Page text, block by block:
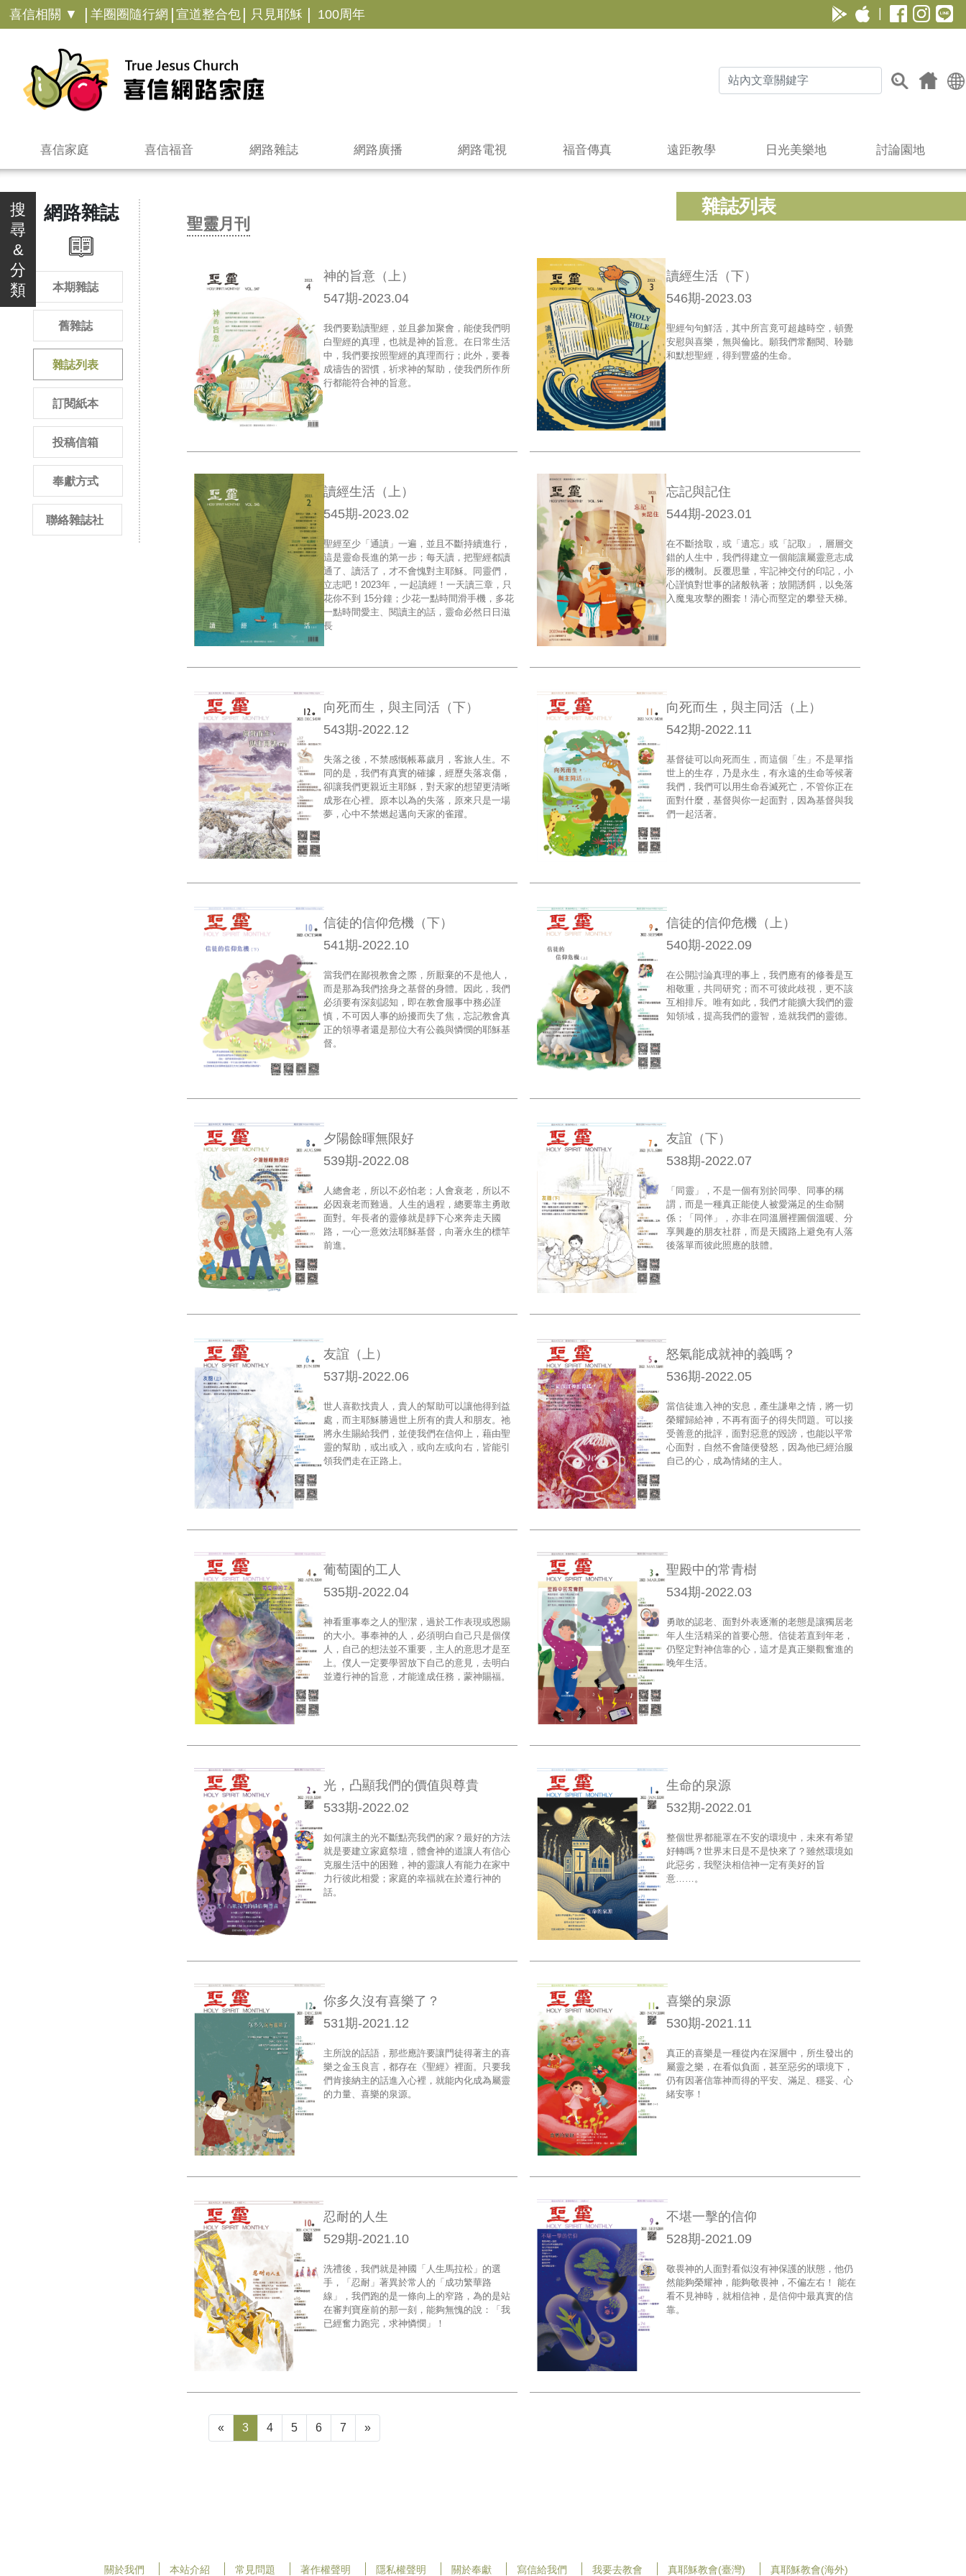
喜信相關 ▼ | 羊圈圈隨行網 | 宣道整合包 | 只見耶穌 | 100周年
喜信家庭 喜信福音 網路雜誌 網路廣播 網路電視 福音傳真 遠距教學 日光美樂地 討論園地
雜誌列表
搜
尋
&
分
類
網路雜誌
本期雜誌
舊雜誌
雜誌列表
訂閱紙本
投稿信箱
奉獻方式
聯絡雜誌社
聖靈月刊
神的旨意（上）
547期-2023.04
我們要勤讀聖經，並且參加聚會，能使我們明
白聖經的真理，也就是神的旨意。在日常生活
中，我們要按照聖經的真理而行；此外，要養
成禱告的習慣，祈求神的幫助，使我們所作所
行都能符合神的旨意。
讀經生活（下）
546期-2023.03
聖經句句鮮活，其中所言竟可超越時空，頓覺
安慰與喜樂，無與倫比。願我們常翻閱、聆聽
和默想聖經，得到豐盛的生命。
讀經生活（上）
545期-2023.02
聖經至少「通讀」一遍，並且不斷持續進行，
這是靈命長進的第一步；每天讀，把聖經都讀
通了、讀活了，才不會愧對主耶穌。同靈們，
立志吧！2023年，一起讀經！一天讀三章，只
花你不到 15分鐘；少花一點時間滑手機，多花
一點時間愛主、閱讀主的話，靈命必然日日滋
長
忘記與記住
544期-2023.01
在不斷捨取，或「遺忘」或「記取」，層層交
錯的人生中，我們得建立一個能讓屬靈意志成
形的機制。反覆思量，牢記神交付的印記，小
心謹慎對世事的諸般執著；放開誘餌，以免落
入魔鬼攻擊的圈套！清心而堅定的攀登天梯。
向死而生，與主同活（下）
543期-2022.12
失落之後，不禁感慨帳幕歲月，客旅人生。不
同的是，我們有真實的確據，經歷失落哀傷，
卻讓我們更親近主耶穌，對天家的想望更清晰
成形在心裡。原本以為的失落，原來只是一場
夢，心中不禁燃起邁向天家的雀躍。
向死而生，與主同活（上）
542期-2022.11
基督徒可以向死而生，而這個「生」不是單指
世上的生存，乃是永生，有永遠的生命等候著
我們，我們可以用生命吞滅死亡，不管你正在
面對什麼，基督與你一起面對，因為基督與我
們一起活著。
信徒的信仰危機（下）
541期-2022.10
當我們在鄙視教會之際，所厭棄的不是他人，
而是那為我們捨身之基督的身體。因此，我們
必須要有深刻認知，即在教會服事中務必謹
慎，不可因人事的紛擾而失了焦，忘記教會真
正的領導者還是那位大有公義與憐憫的耶穌基
督。
信徒的信仰危機（上）
540期-2022.09
在公開討論真理的事上，我們應有的修養是互
相敬重，共同研究；而不可彼此歧視，更不該
互相排斥。唯有如此，我們才能擴大我們的靈
知領域，提高我們的靈智，造就我們的靈德。
夕陽餘暉無限好
539期-2022.08
人總會老，所以不必怕老；人會衰老，所以不
必因衰老而難過。人生的過程，總要靠主勇敢
面對。年長者的靈修就是靜下心來奔走天國
路，一心一意效法耶穌基督，向著永生的標竿
前進。
友誼（下）
538期-2022.07
「同靈」，不是一個有別於同學、同事的稱
謂，而是一種真正能使人被愛滿足的生命關
係；「同伴」，亦非在同溫層裡圖個溫暖、分
享興趣的朋友社群，而是天國路上避免有人落
後落單而彼此照應的肢體。
友誼（上）
537期-2022.06
世人喜歡找貴人，貴人的幫助可以讓他得到益
處，而主耶穌勝過世上所有的貴人和朋友。祂
將永生賜給我們，並使我們在信仰上，藉由聖
靈的幫助，或出或入，或向左或向右，皆能引
領我們走在正路上。
怒氣能成就神的義嗎？
536期-2022.05
當信徒進入神的安息，產生謙卑之情，將一切
榮耀歸給神，不再有面子的得失問題。可以接
受善意的批評，面對惡意的毀謗，也能以平常
心面對，自然不會隨便發怒，因為他已經治服
自己的心，成為情緒的主人。
葡萄園的工人
535期-2022.04
神看重事奉之人的聖潔，過於工作表現或恩賜
的大小。事奉神的人，必須明白自己只是個僕
人，自己的想法並不重要，主人的意思才是至
上。僕人一定要學習放下自己的意見，去明白
並遵行神的旨意，才能達成任務，蒙神賜福。
聖殿中的常青樹
534期-2022.03
勇敢的認老、面對外表逐漸的老態是讓獨居老
年人生活精采的首要心態。信徒若直到年老，
仍堅定對神信靠的心，這才是真正樂觀奮進的
晚年生活。
光，凸顯我們的價值與尊貴
533期-2022.02
如何讓主的光不斷點亮我們的家？最好的方法
就是要建立家庭祭壇，體會神的道讓人有信心
克服生活中的困難，神的靈讓人有能力在家中
力行彼此相愛；家庭的幸福就在於遵行神的
話。
生命的泉源
532期-2022.01
整個世界都籠罩在不安的環境中，未來有希望
好轉嗎？世界末日是不是快來了？雖然環境如
此惡劣，我堅決相信神一定有美好的旨
意……。
你多久沒有喜樂了？
531期-2021.12
主所說的話語，那些應許要讓門徒得著主的喜
樂之金玉良言，都存在《聖經》裡面。只要我
們肯接納主的話進入心裡，就能內化成為屬靈
的力量、喜樂的泉源。
喜樂的泉源
530期-2021.11
真正的喜樂是一種從內在深層中，所生發出的
屬靈之樂，在看似負面，甚至惡劣的環境下，
仍有因著信靠神而得的平安、滿足、穩妥、心
緒安寧！
忍耐的人生
529期-2021.10
洗禮後，我們就是神國「人生馬拉松」的選
手，「忍耐」著異於常人的「成功繁華路
線」，我們跑的是一條向上的窄路，為的是站
在審判寶座前的那一刻，能夠無愧的說：「我
已經奮力跑完，求神憐憫」！
不堪一擊的信仰
528期-2021.09
敬畏神的人面對看似沒有神保護的狀態，他仍
然能夠榮耀神，能夠敬畏神，不偏左右！ 能在
看不見神時，就相信神，是信仰中最真實的信
靠。
« 3 4 5 6 7 »
關於我們 本站介紹 常見問題 著作權聲明 隱私權聲明 關於奉獻 寫信給我們 我要去教會 真耶穌教會(臺灣) 真耶穌教會(海外)